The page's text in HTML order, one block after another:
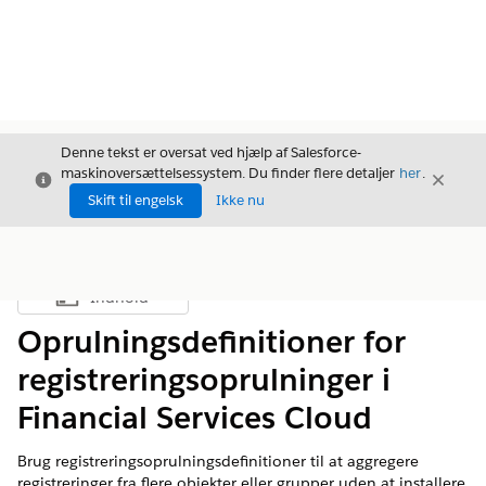
Luk
Denne tekst er oversat ved hjælp af Salesforce-
maskinoversættelsessystem. Du finder flere detaljer her.
Skift til engelsk
Ikke nu
Luk
Vis indholdsfortegnelse
Indhold
Oprulningsdefinitioner for
registreringsoprulninger i
Financial Services Cloud
Brug registreringsoprulningsdefinitioner til at aggregere